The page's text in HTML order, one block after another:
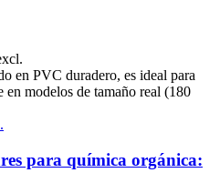
en PVC duradero, es ideal para
modelos de tamaño real (180
para química orgánica: